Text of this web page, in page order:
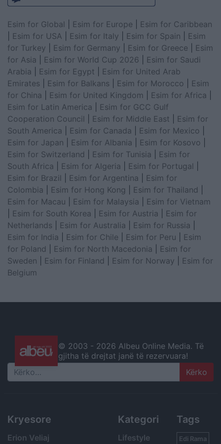
Esim for Global Esim for Europe
Esim for Caribbean
Esim for USA Esim for Italy Esim for Spain
Esim
for Turkey
Esim for Germany Esim for Greece
Esim
for Asia
Esim for World Cup 2026
Esim for Saudi
Arabia
Esim for Egypt
Esim for United Arab
Emirates
Esim for Balkans Esim for Morocco
Esim
for China
Esim for United Kingdom Esim for Africa
Esim for Latin America
Esim for GCC Gulf
Cooperation Council
Esim for Middle East
Esim for
South America
Esim for Canada Esim for Mexico
Esim for Japan
Esim for Albania Esim for Kosovo
Esim for Switzerland
Esim for Tunisia
Esim for
South Africa
Esim for Algeria Esim for Portugal
Esim for Brazil
Esim for Argentina
Esim for
Colombia
Esim for Hong Kong Esim for Thailand
Esim for Macau
Esim for Malaysia
Esim for Vietnam
Esim for South Korea Esim for Austria
Esim for
Netherlands
Esim for Australia Esim for Russia
Esim for India
Esim for Chile Esim for Peru
Esim
for Poland
Esim for North Macedonia
Esim for
Sweden
Esim for Finland Esim for Norway
Esim for
Belgium
© 2003 - 2026 Albeu Online Media. Të
gjitha të drejtat janë të rezervuara!
Search
Kryesore
Erion Veliaj
Kategori
Lifestyle
Tags
Edi Rama